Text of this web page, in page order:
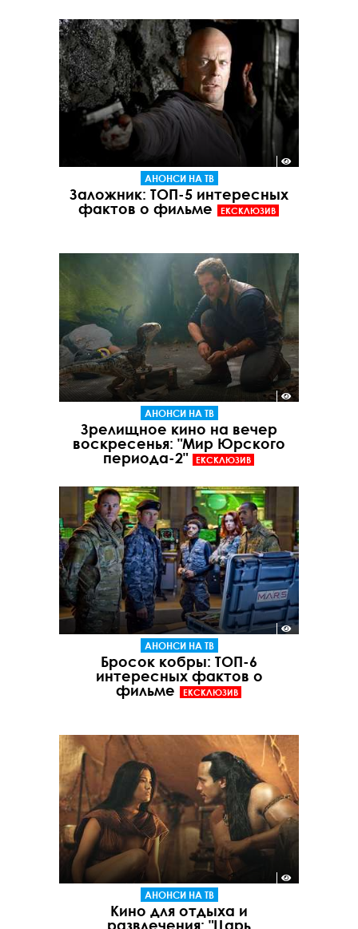
АНОНСИ НА ТВ
Заложник: ТОП-5 интересных
фактов о фильме
ЕКСКЛЮЗИВ
АНОНСИ НА ТВ
Зрелищное кино на вечер
воскресенья: "Мир Юрского
периода-2"
ЕКСКЛЮЗИВ
АНОНСИ НА ТВ
Бросок кобры: ТОП-6
интересных фактов о
фильме
ЕКСКЛЮЗИВ
АНОНСИ НА ТВ
Кино для отдыха и
развлечения: "Царь